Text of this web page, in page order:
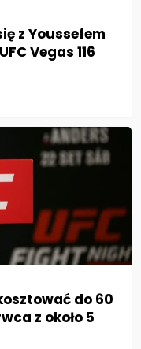
z Youssefem
Vegas 116
do 60
z około 5